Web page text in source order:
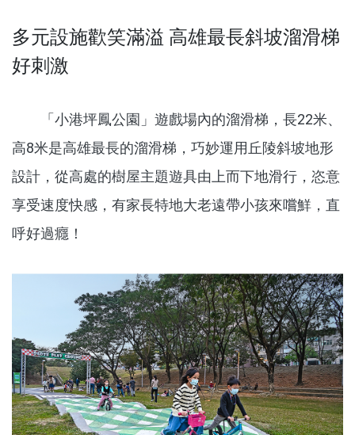
多元設施歡笑滿溢 高雄最長斜坡溜滑梯
好刺激
「小港坪鳳公園」遊戲場內的溜滑梯，長22米、
高8米是高雄最長的溜滑梯，巧妙運用丘陵斜坡地形
設計，從高處的樹屋主題遊具由上而下地滑行，恣意
享受速度快感，有家長特地大老遠帶小孩來嚐鮮，直
呼好過癮！